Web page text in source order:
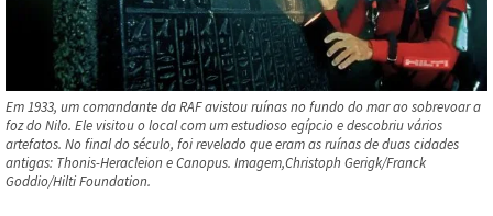
Em 1933, um comandante da RAF avistou ruínas no fundo do mar ao sobrevoar a
foz do Nilo. Ele visitou o local com um estudioso egípcio e descobriu vários
artefatos. No final do século, foi revelado que eram as ruínas de duas cidades
antigas: Thonis-Heracleion e Canopus. Imagem,Christoph Gerigk/Franck
Goddio/Hilti Foundation.